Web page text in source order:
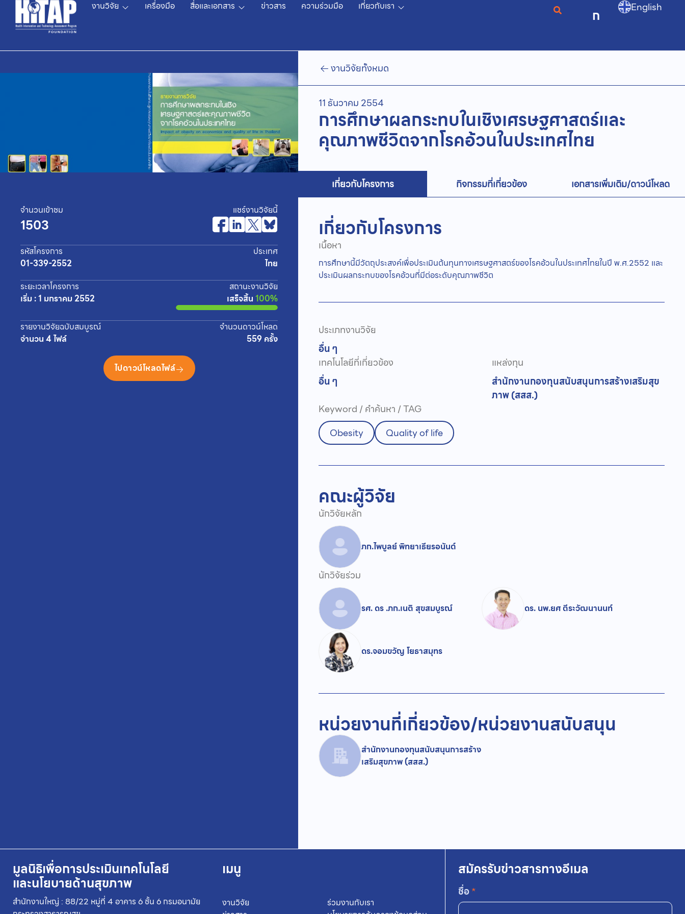
งานวิจัย เครื่องมือ สื่อและเอกสาร ข่าวสาร ความร่วมมือ เกี่ยวกับเรา
ก English
จำนวนเข้าชม
1503
แชร์งานวิจัยนี้
รหัสโครงการ
01-339-2552
ประเทศ
ไทย
ระยะเวลาโครงการ
เริ่ม : 1 มกราคม 2552
สถานะงานวิจัย
เสร็จสิ้น 100%
รายงานวิจัยฉบับสมบูรณ์
จำนวน 4 ไฟล์
จำนวนดาวน์โหลด
559 ครั้ง
ไปดาวน์โหลดไฟล์
งานวิจัยทั้งหมด
11 ธันวาคม 2554
การศึกษาผลกระทบในเชิงเศรษฐศาสตร์และ
คุณภาพชีวิตจากโรคอ้วนในประเทศไทย
เกี่ยวกับโครงการ กิจกรรมที่เกี่ยวข้อง เอกสารเพิ่มเติม/ดาวน์โหลด
เกี่ยวกับโครงการ
เนื้อหา
การศึกษานี้มีวัตถุประสงค์เพื่อประเมินต้นทุนทางเศรษฐศาสตร์ของโรคอ้วนในประเทศไทยในปี พ.ศ.2552 และ
ประเมินผลกระทบของโรคอ้วนที่มีต่อระดับคุณภาพชีวิต
ประเภทงานวิจัย
อื่น ๆ
เทคโนโลยีที่เกี่ยวข้อง
อื่น ๆ
แหล่งทุน
สำนักงานกองทุนสนับสนุนการสร้างเสริมสุข
ภาพ (สสส.)
Keyword / คำค้นหา / TAG
Obesity
Quality of life
คณะผู้วิจัย
นักวิจัยหลัก
ภก.ไพบูลย์ พิทยาเธียรอนันต์
นักวิจัยร่วม
รศ. ดร .ภก.เนติ สุขสมบูรณ์ ดร. นพ.ยศ ตีระวัฒนานนท์
ดร.จอมขวัญ โยธาสมุทร
หน่วยงานที่เกี่ยวข้อง/หน่วยงานสนับสนุน
สำนักงานกองทุนสนับสนุนการสร้าง
เสริมสุขภาพ (สสส.)
มูลนิธิเพื่อการประเมินเทคโนโลยี
และนโยบายด้านสุขภาพ
สำนักงานใหญ่ : 88/22 หมู่ที่ 4 อาคาร 6 ชั้น 6 กรมอนามัย
เมนู
งานวิจัย
ร่วมงานกับเรา
สมัครรับข่าวสารทางอีเมล
ชื่อ*